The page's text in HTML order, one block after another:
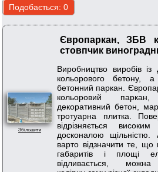
Збільшити
Європаркан, ЗБВ
стовпчик
Виробництво виробів із
кольорового бетону,
бетонний паркан.
кольоровий паркан,
декоративний бетон,
тротуарна плитка.
відрізняється
досконалою щільністю.
варто відзначити те, що
габаритів і площі
відливається,